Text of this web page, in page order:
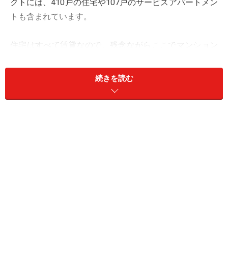
クトには、410戸の住宅や107戸のサービスアパートメン
トも含まれています。
住宅はすべて賃貸なので、残念ながらここでマンション
会ではサービスアパートメントの住戸が公開されたの
で、「ミッドタウンの住まい」の一端を紹介しましょ
う。
続きを読む